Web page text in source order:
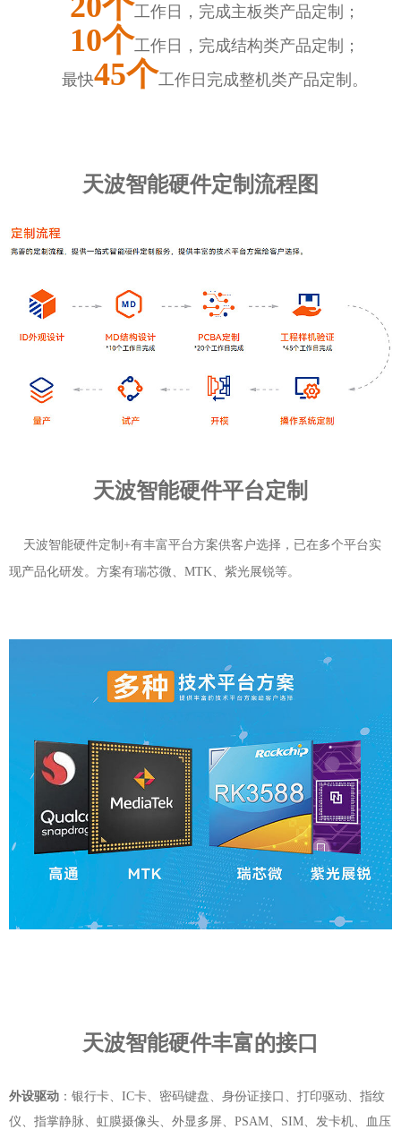
工作日，完成主板类产品定制；
10个工作日，完成结构类产品定制；
最快45个工作日完成整机类产品定制。
天波智能硬件定制流程图
天波智能硬件平台定制
天波智能硬件定制+有丰富平台方案供客户选择，已在多个平台实
现产品化研发。方案有瑞芯微、MTK、紫光展锐等。
天波智能硬件丰富的接口
外设驱动 ：银行卡、IC卡、密码键盘、身份证接口、打印驱动、指纹
仪、指掌静脉、虹膜摄像头、外显多屏、PSAM、SIM、发卡机、血压